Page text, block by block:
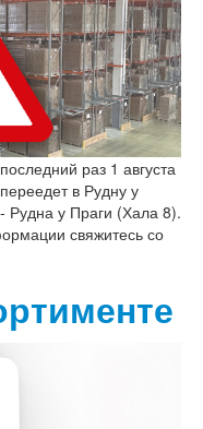
раз 1 августа
в Рудну у
Рудна у Праги (Хала 8).
свяжитесь со